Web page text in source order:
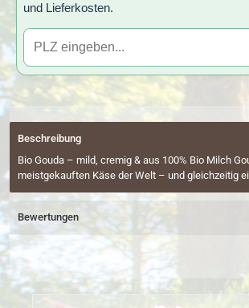
und Lieferkosten.
Beschreibung
Bio Gouda – mild, cremig & aus 100% Bio Milch
meistgekauften Käse der Welt – und gleichzeitig
Bewertungen